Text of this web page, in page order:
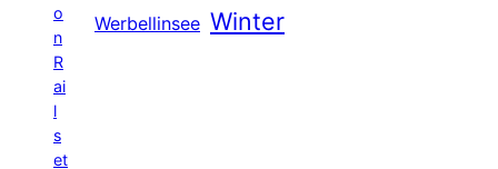
o
n
R
ai
l
s
et
Werbellinsee Winter